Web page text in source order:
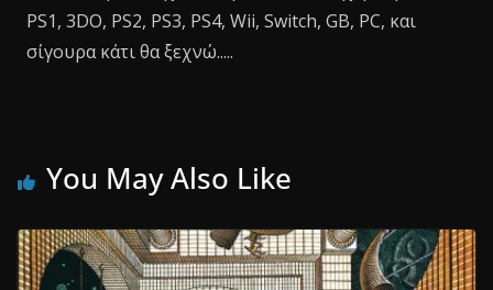
PS1, 3DO, PS2, PS3, PS4, Wii, Switch, GB, PC, και
σίγουρα κάτι θα ξεχνώ.....
You May Also Like